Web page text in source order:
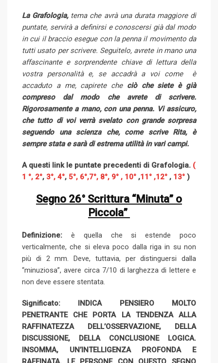
La Grafologia,tema che avrà una durata maggiore di
puntate, servirà a definirsi e conoscersi già dal modo
in cui il braccio esegue con la penna il movimento da
tutti usato per scrivere. Seguitelo, avrete in mano una
affascinante e sorprendente chiave di lettura della
vostra personalità e, se accadrà a voi come è
accaduto a me, capirete checiò che siete è già
compreso dal modo che avrete di scrivere.
Rigorosamente a mano, con una penna. Vi assicuro,
che tutto di voi verrà svelato con grande sorpresa
seguendo una scienza che, come scrive Rita, è
sempre stata e sarà di estrema utilità in vari campi.
A questi link le puntate precedenti di Grafologia. (
1 °, 2°, 3°, 4°, 5°, 6°,7°, 8°, 9° , 10° ,11° ,12° , 13° )
Segno 26° Scrittura “Minuta” o
Piccola”
Definizione: è quella che si estende poco
verticalmente, che si eleva poco dalla riga in su non
più di 2 mm. Deve, tuttavia, per distinguersi dalla
“minuziosa”, avere circa 7/10 di larghezza di lettere e
non deve essere stentata.
Significato: INDICA PENSIERO MOLTO
PENETRANTE CHE PORTA LA TENDENZA ALLA
RAFFINATEZZA DELL’OSSERVAZIONE, DELLA
DISCUSSIONE, DELLA CONCLUSIONE LOGICA.
INSOMMA, UN’INTELLIGENZA PROFONDA E